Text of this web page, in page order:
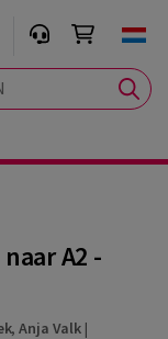
A2 -
,Anja Valk |